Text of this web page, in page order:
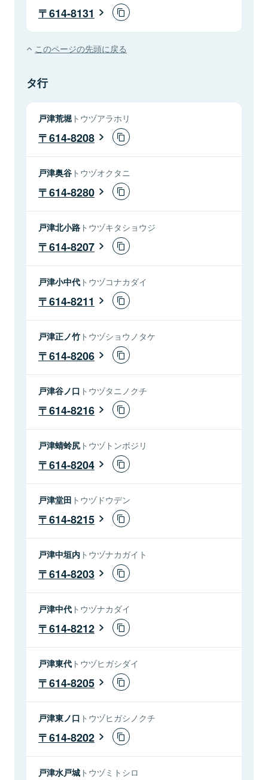
614-8131
このページの先頭に戻る
タ行
戸津荒堀 トウヅアラホリ
614-8208
戸津奥谷 トウヅオクタニ
614-8280
戸津北小路 トウヅキタショウジ
614-8207
戸津小中代 トウヅコナカダイ
614-8211
戸津正ノ竹 トウヅショウノタケ
614-8206
戸津谷ノ口 トウヅタニノクチ
614-8216
戸津蜻蛉尻トウヅトンボジリ
614-8204
戸津堂田 トウヅドウデン
614-8215
戸津中垣内 トウヅナカガイト
614-8203
戸津中代 トウヅナカダイ
614-8212
戸津東代 トウヅヒガシダイ
614-8205
戸津東ノ口 トウヅヒガシノクチ
614-8202
戸津水戸城 トウヅミトシロ